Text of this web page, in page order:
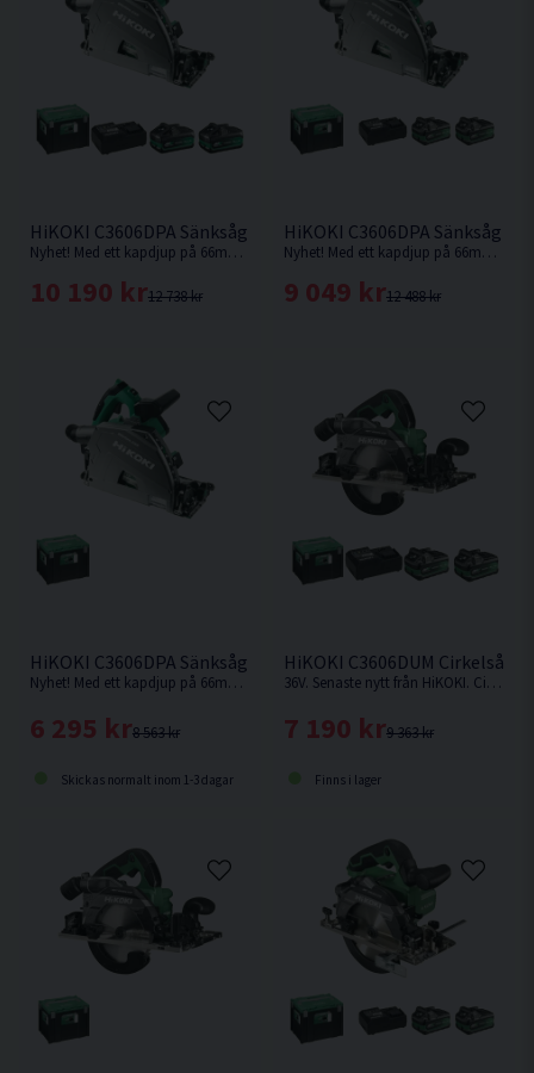
HiKOKI C3606DPA Sänksåg 36V 165mm (2x4,0Ah) Inkl 800mm
Nyhet! Med ett kapdjup på 66mm med skena vid 90° är denna sänksåg från HiKOKI Powertools väl värd en plats i maskinparken.
12 738 kr
10 190 kr
HiKOKI C3606DPA Sänksåg
Nyhet! Med ett kapdjup på 66mm med skena vid 90° är denna sänksåg från HiKOKI Powertools väl värd en plats i maskinparken.
12 488 kr
9 049 kr
HiKOKI C3606DPA Sänksåg 36V 165mm
Nyhet! Med ett kapdjup på 66mm med skena vid 90° är denna sänksåg från HiKOKI Powertools väl värd en plats i maskinparken. Levereras utan batteri & laddare.
8 563 kr
6 295 kr
Skickas normalt inom 1-3 dagar
HiKOKI C3606DUM Cirkelsåg
36V. Senaste nytt från HiKOKI. Cirkelsåg som kan fästas på skena.
9 363 kr
7 190 kr
Finns i lager